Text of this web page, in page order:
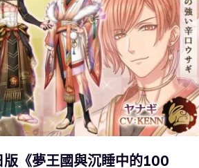
版《夢王國與沉睡中的100